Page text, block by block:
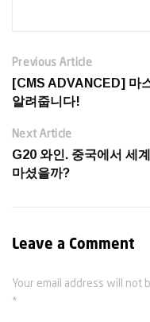
Previous Article
[CMS ADVANCED] 마
알려줍니다!
Next Article
G20 와인. 중국에서 세
마셨을까?
Leave a Comment
Your email address will not
*